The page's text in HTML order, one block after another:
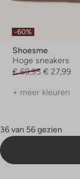
-60%
Shoesme
Hoge sneakers
€ 69,95 € 27,99
+ meer kleuren
36 van 56 gezien